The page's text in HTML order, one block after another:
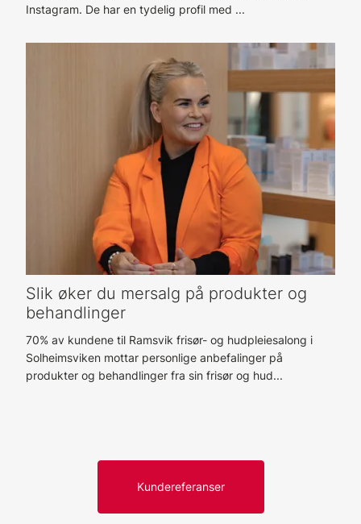
Instagram. De har en tydelig profil med ...
Slik øker du mersalg på produkter og
behandlinger
70% av kundene til Ramsvik frisør- og hudpleiesalong i
Solheimsviken mottar personlige anbefalinger på
produkter og behandlinger fra sin frisør og hud...
Kundereferanser